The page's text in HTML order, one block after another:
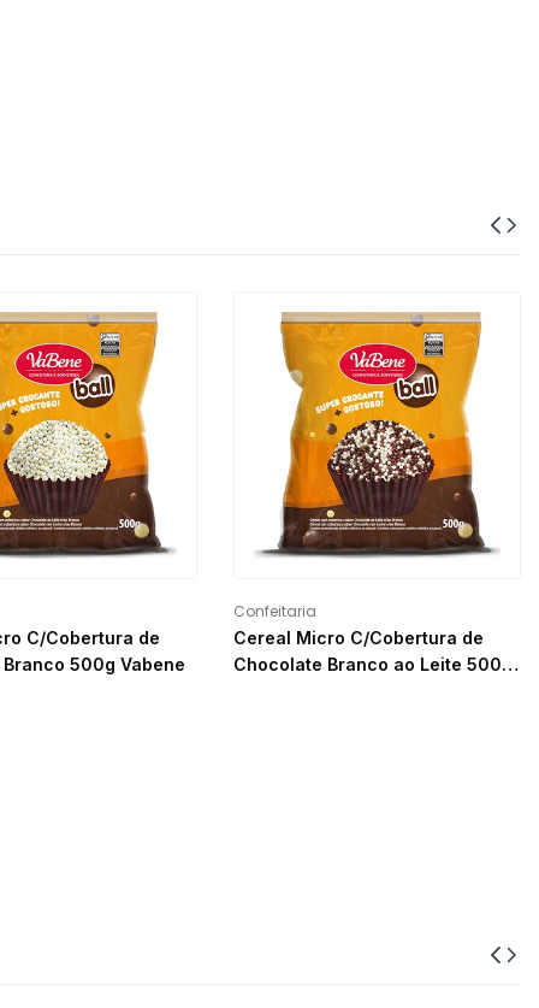
C/Cobertura de
500g Vabene
Confeitaria
Cereal Micro C/Cobertura de
Chocolate Branco ao Leite 500g